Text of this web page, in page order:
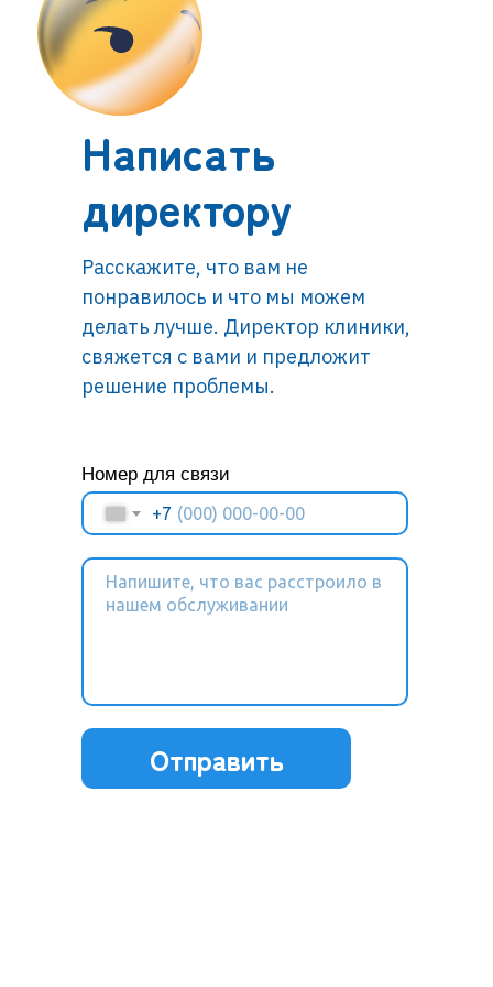
Номер для связи
+7
Отправить
Расскажите, что вам не
понравилось и что мы можем
делать лучше. Директор клиники,
свяжется с вами и предложит
решение проблемы.
Написать
директору